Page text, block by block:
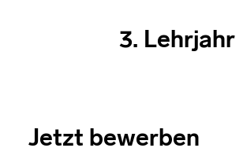
3. Lehrjahr
Jetzt bewerben